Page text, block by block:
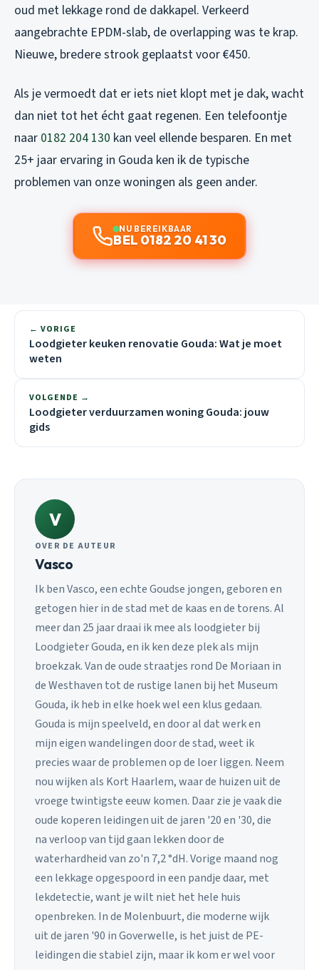
oud met lekkage rond de dakkapel. Verkeerd
aangebrachte EPDM-slab, de overlapping was te krap.
Nieuwe, bredere strook geplaatst voor €450.
Als je vermoedt dat er iets niet klopt met je dak, wacht
dan niet tot het écht gaat regenen. Een telefoontje
naar 0182 204 130 kan veel ellende besparen. En met
25+ jaar ervaring in Gouda ken ik de typische
problemen van onze woningen als geen ander.
NU BEREIKBAAR
BEL 0182 20 41 30
← VORIGE
Loodgieter keuken renovatie Gouda: Wat je moet
weten
VOLGENDE →
Loodgieter verduurzamen woning Gouda: jouw
gids
V
OVER DE AUTEUR
Vasco
Ik ben Vasco, een echte Goudse jongen, geboren en
getogen hier in de stad met de kaas en de torens. Al
meer dan 25 jaar draai ik mee als loodgieter bij
Loodgieter Gouda, en ik ken deze plek als mijn
broekzak. Van de oude straatjes rond De Moriaan in
de Westhaven tot de rustige lanen bij het Museum
Gouda, ik heb in elke hoek wel een klus gedaan.
Gouda is mijn speelveld, en door al dat werk en
mijn eigen wandelingen door de stad, weet ik
precies waar de problemen op de loer liggen. Neem
nou wijken als Kort Haarlem, waar de huizen uit de
vroege twintigste eeuw komen. Daar zie je vaak die
oude koperen leidingen uit de jaren '20 en '30, die
na verloop van tijd gaan lekken door de
waterhardheid van zo'n 7,2 °dH. Vorige maand nog
een lekkage opgespoord in een pandje daar, met
lekdetectie, want je wilt niet het hele huis
openbreken. In de Molenbuurt, die moderne wijk
uit de jaren '90 in Goverwelle, is het juist de PE-
leidingen die stabiel zijn, maar ik kom er wel voor